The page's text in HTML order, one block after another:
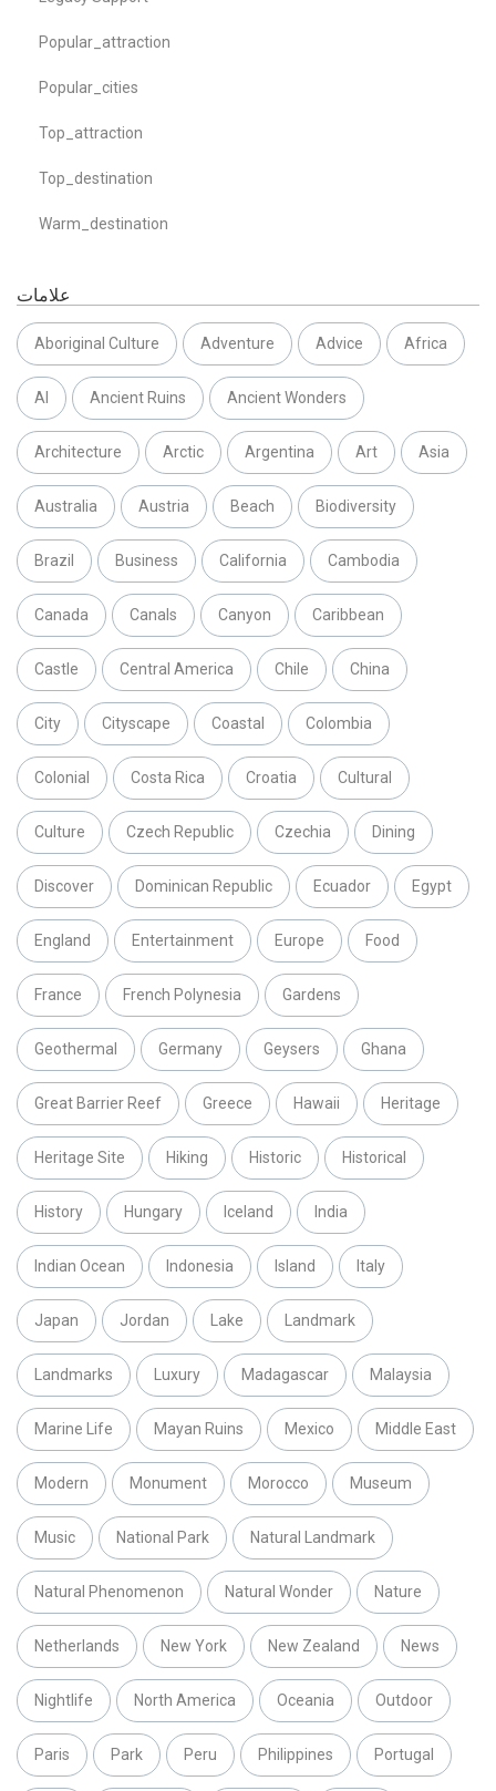
Popular_attraction
Popular_cities
Top_attraction
Top_destination
Warm_destination
علامات
Aboriginal Culture Adventure Advice Africa
AI Ancient Ruins Ancient Wonders
Architecture Arctic Argentina Art Asia
Australia Austria Beach Biodiversity
Brazil Business California Cambodia
Canada Canals Canyon Caribbean
Castle Central America Chile China
City Cityscape Coastal Colombia
Colonial Costa Rica Croatia Cultural
Culture Czech Republic Czechia Dining
Discover Dominican Republic Ecuador Egypt
England Entertainment Europe Food
France French Polynesia Gardens
Geothermal Germany Geysers Ghana
Great Barrier Reef Greece Hawaii Heritage
Heritage Site Hiking Historic Historical
History Hungary Iceland India
Indian Ocean Indonesia Island Italy
Japan Jordan Lake Landmark
Landmarks Luxury Madagascar Malaysia
Marine Life Mayan Ruins Mexico Middle East
Modern Monument Morocco Museum
Music National Park Natural Landmark
Natural Phenomenon Natural Wonder Nature
Netherlands New York New Zealand News
Nightlife North America Oceania Outdoor
Paris Park Peru Philippines Portugal